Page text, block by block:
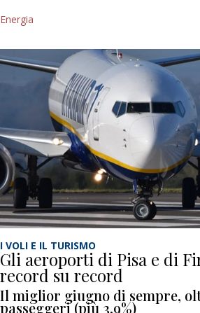
Energia
I VOLI E IL TURISMO
Gli aeroporti di Pisa e di
record su record
Il miglior giugno di sempre,
passeggeri (più 3,9%)